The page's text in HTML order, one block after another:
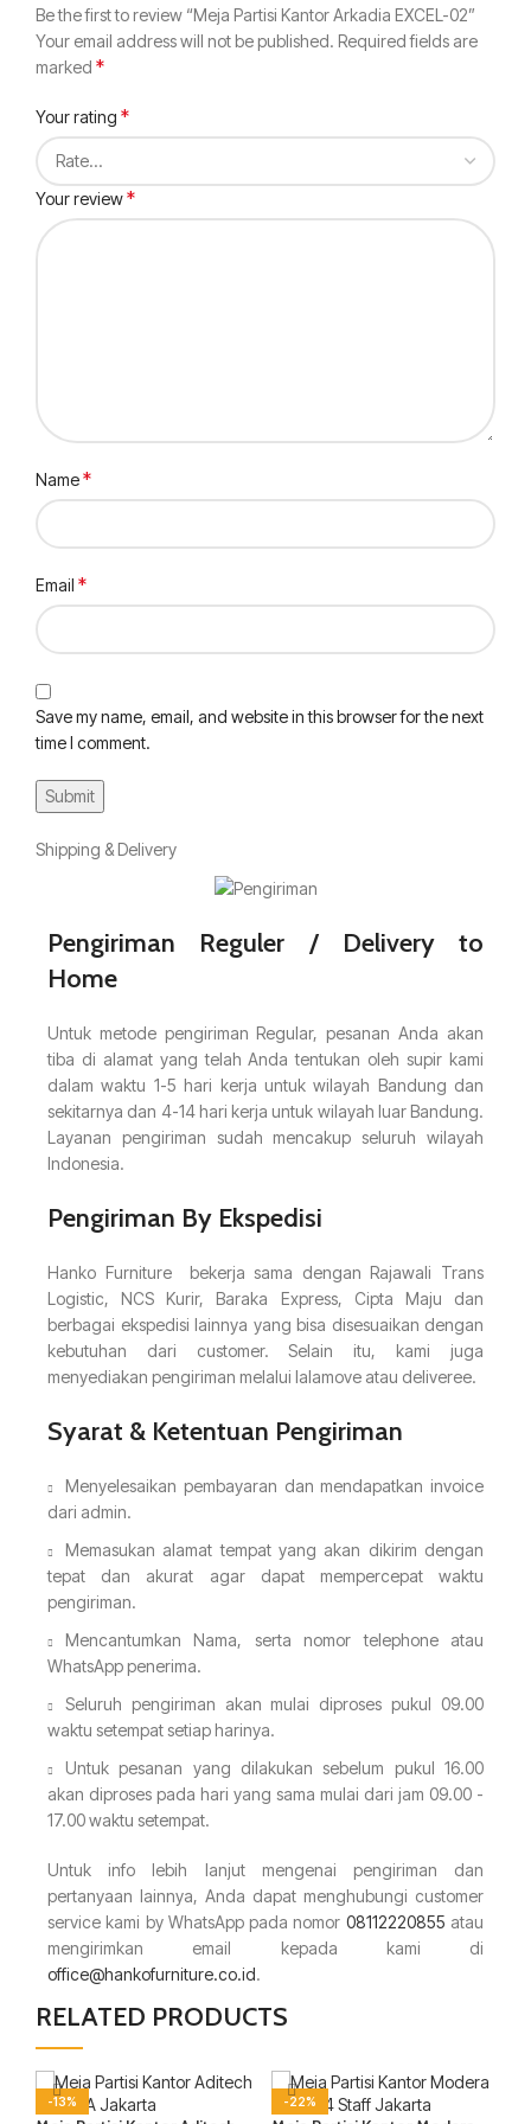
Be the first to review “Meja Partisi Kantor Arkadia EXCEL-02”
Your email address will not be published. Required fields are
marked *
Your rating *
Your review*
Name*
Email *
Save my name, email, and website in this browser for the next
time I comment.
Shipping & Delivery
Pengiriman Reguler / Delivery to
Home
Untuk metode pengiriman Regular, pesanan Anda akan
tiba di alamat yang telah Anda tentukan oleh supir kami
dalam waktu 1-5 hari kerja untuk wilayah Bandung dan
sekitarnya dan 4-14 hari kerja untuk wilayah luar Bandung.
Layanan pengiriman sudah mencakup seluruh wilayah
Indonesia.
Pengiriman By Ekspedisi
Hanko Furniture bekerja sama dengan Rajawali Trans
Logistic, NCS Kurir, Baraka Express, Cipta Maju dan
berbagai ekspedisi lainnya yang bisa disesuaikan dengan
kebutuhan dari customer. Selain itu, kami juga
menyediakan pengiriman melalui lalamove atau deliveree.
Syarat & Ketentuan Pengiriman
Menyelesaikan pembayaran dan mendapatkan invoice
dari admin.
Memasukan alamat tempat yang akan dikirim dengan
tepat dan akurat agar dapat mempercepat waktu
pengiriman.
Mencantumkan Nama, serta nomor telephone atau
WhatsApp penerima.
Seluruh pengiriman akan mulai diproses pukul 09.00
waktu setempat setiap harinya.
Untuk pesanan yang dilakukan sebelum pukul 16.00
akan diproses pada hari yang sama mulai dari jam 09.00 -
17.00 waktu setempat.
Untuk info lebih lanjut mengenai pengiriman dan
pertanyaan lainnya, Anda dapat menghubungi customer
service kami by WhatsApp pada nomor 08112220855 atau
mengirimkan email kepada kami di
office@hankofurniture.co.id.
RELATED PRODUCTS
-13% -22%